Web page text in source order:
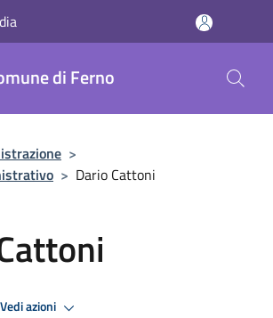
di Ferno
>
> Dario Cattoni
Vedi azioni